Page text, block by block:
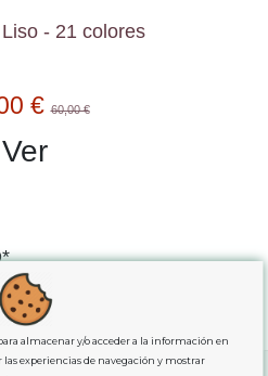
- 21 colores
€60,00 €
Ver
superiores a 80€
almacenar y/o acceder a la información en
experiencias de navegación y mostrar